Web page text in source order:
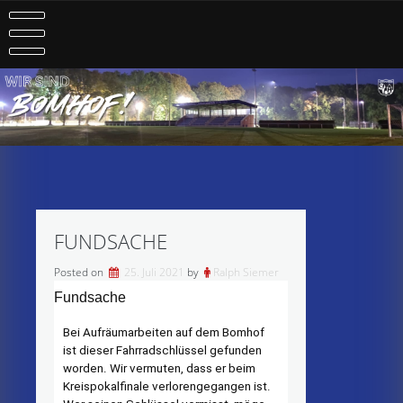
to
content
FUNDSACHE
Posted on 25. Juli 2021 by
Ralph Siemer
Fundsache
Bei Aufräumarbeiten auf dem Bomhof
ist dieser Fahrradschlüssel gefunden
worden. Wir vermuten, dass er beim
Kreispokalfinale verlorengegangen ist.